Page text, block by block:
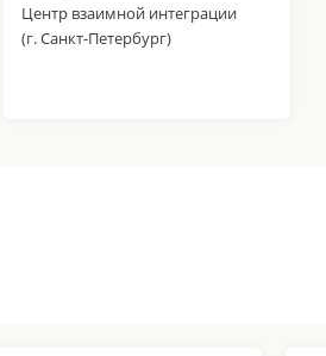
Центр взаимной интеграции
(г. Санкт-Петербург)